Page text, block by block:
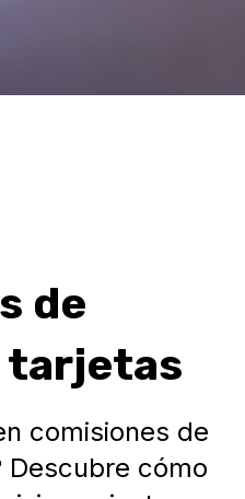
de
tarjetas
comisiones de
cómo